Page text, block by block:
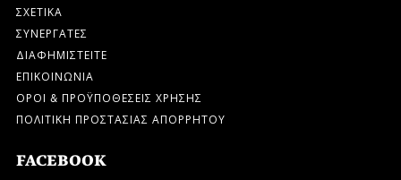
ΣΧΕΤΙΚΑ
ΣΥΝΕΡΓΑΤΕΣ
ΔΙΑΦΗΜΙΣΤΕΙΤΕ
ΕΠΙΚΟΙΝΩΝΙΑ
ΟΡΟΙ & ΠΡΟΫΠΟΘΕΣΕΙΣ ΧΡΗΣΗΣ
ΠΟΛΙΤΙΚΗ ΠΡΟΣΤΑΣΙΑΣ ΑΠΟΡΡΗΤΟΥ
FACEBOOK